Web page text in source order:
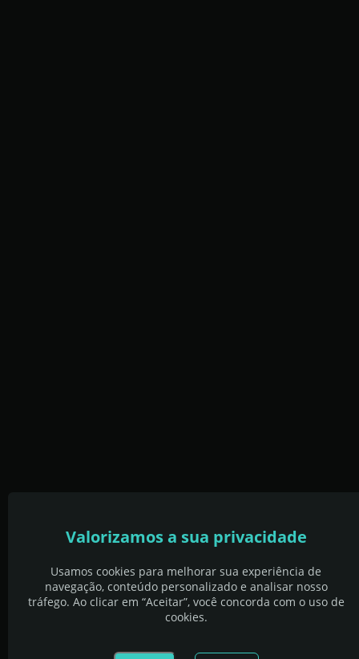
Valorizamos a sua privacidade
Usamos cookies para melhorar sua experiência de
navegação, conteúdo personalizado e analisar nosso
tráfego. Ao clicar em “Aceitar”, você concorda com o uso de
cookies.